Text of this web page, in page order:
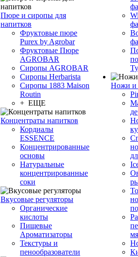
Пюре и сиропы для
напитков
Фруктовые пюре
Purex by Agrobar
Фруктовые Пюре
AGROBAR
Сиропы AGROBAR
Сиропы Herbarista
Сиропы 1883 Maison
Routin
+ ЕЩЕ
Концентраты напитков
Кордиалы
ESSENCE
Концентрированные
основы
Натуральные
концентрированные
соки
Вкусовые регуляторы
Органические
кислоты
Пищевые
Ароматизаторы
Текстуры и
пенообразователи
Ножи и